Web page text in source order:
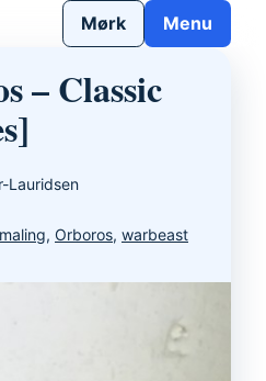
Mørk Menu
– Classic
Lauridsen
maling, Orboros, warbeast